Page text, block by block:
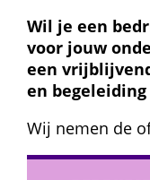
Wil je een
voor jouw
een
en
Wij nemen de